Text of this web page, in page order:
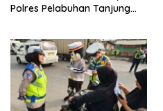
Polres Pelabuhan Tanjung
Masyarakat